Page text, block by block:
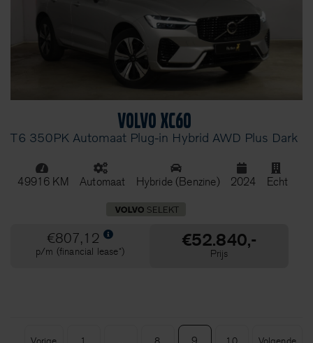
Volvo XC60
T6 350PK Automaat Plug-in Hybrid AWD Plus Dark
49916 KM Automaat Hybride (Benzine) 2024 Echt
€807,12
p/m (financial lease*)
€52.840,-
Prijs